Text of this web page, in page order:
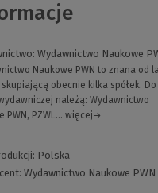
Wydawnictwo Naukowe
Naukowe PWN to znana od
skupiającą obecnie kilka spółek. Do
należą: Wydawnictwo
PWN, PZWL... więcej→
Polska
Wydawnictwo Naukowe PWN